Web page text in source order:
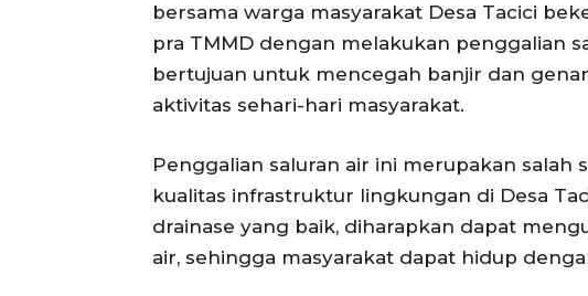
bersama warga masyarakat Desa Tacici
pra TMMD dengan melakukan penggalian
bertujuan untuk mencegah banjir dan
aktivitas sehari-hari masyarakat.
Penggalian saluran air ini merupakan salah
kualitas infrastruktur lingkungan di Desa
drainase yang baik, diharapkan dapat
air, sehingga masyarakat dapat hidup